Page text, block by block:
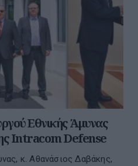
Εθνικής Άμυνας
Intracom Defense
κ. Αθανάσιος Δαβάκης,